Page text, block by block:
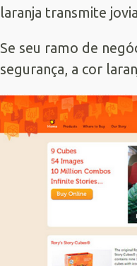
laranja transmite
Se seu ramo de
segurança, a cor